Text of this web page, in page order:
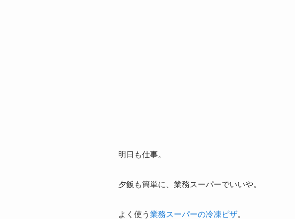
明日も仕事。
夕飯も簡単に、業務スーパーでいいや。
よく使う 業務スーパーの冷凍ピザ。